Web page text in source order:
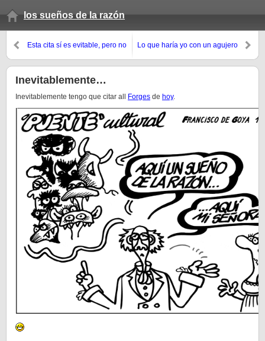
los sueños de la razón
Esta cita sí es evitable, pero no
Lo que haría yo con un agujero
Inevitablemente…
Inevitablemente tengo que citar all Forges de hoy.